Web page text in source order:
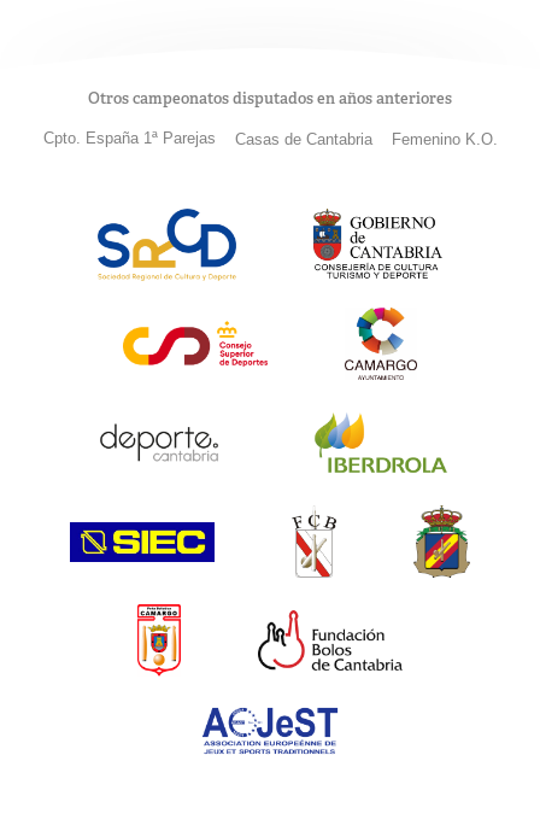
Otros campeonatos disputados en años anteriores
Cpto. España 1ª Parejas Casas de Cantabria Femenino K.O.